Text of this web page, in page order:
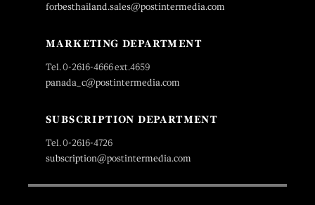
forbesthailand.sales@postintermedia.com
MARKETING DEPARTMENT
Tel. 0-2616-4666 ext.4659
panada_c@postintermedia.com
SUBSCRIPTION DEPARTMENT
Tel. 0-2616-4726
subscription@postintermedia.com